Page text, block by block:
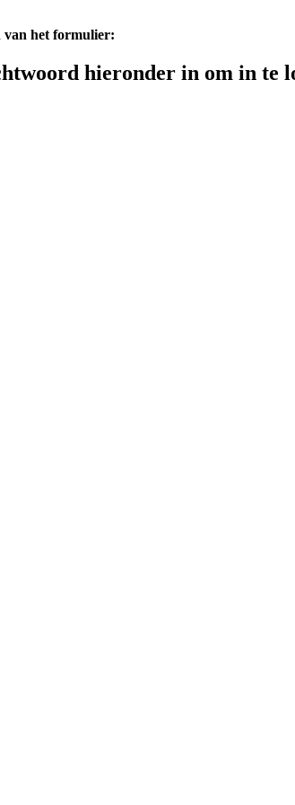
van het formulier:
hieronder in om in te